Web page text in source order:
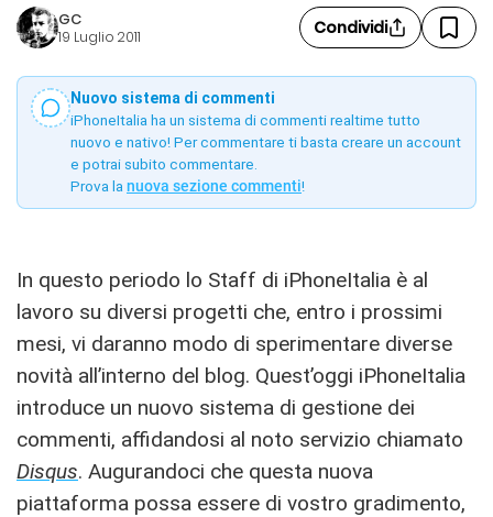
GC
19 Luglio 2011 Condividi
Nuovo sistema di commenti
iPhoneItalia ha un sistema di commenti realtime tutto
nuovo e nativo! Per commentare ti basta creare un account
e potrai subito commentare.
Prova la nuova sezione commenti!
In questo periodo lo Staff di iPhoneItalia è al
lavoro su diversi progetti che, entro i prossimi
mesi, vi daranno modo di sperimentare diverse
novità all’interno del blog. Quest’oggi iPhoneItalia
introduce un nuovo sistema di gestione dei
commenti, affidandosi al noto servizio chiamato
Disqus. Augurandoci che questa nuova
piattaforma possa essere di vostro gradimento,